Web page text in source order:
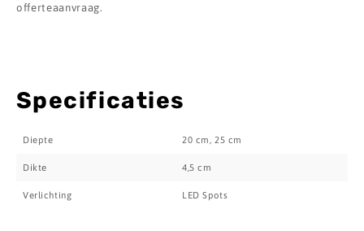
offerteaanvraag.
Specificaties
Diepte 20 cm, 25 cm
Dikte 4,5 cm
Verlichting LED Spots